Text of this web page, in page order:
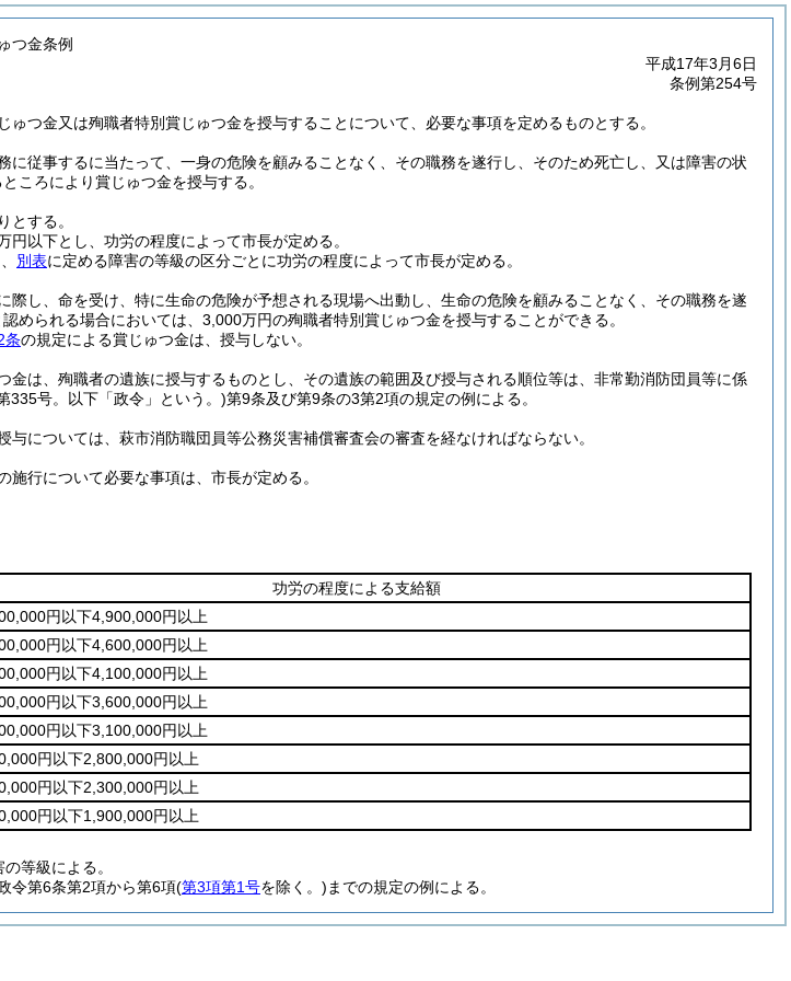
つ金条例
平成17年3月6日
条例第254号
ゅつ金又は殉職者特別賞じゅつ金を授与することについて、必要な事項を定めるものとする。
に従事するに当たって、一身の危険を顧みることなく、その職務を遂行し、そのため死亡し、又は障害の状
ころにより賞じゅつ金を授与する。
とする。
以下とし、功労の程度によって市長が定める。
別表に定める障害の等級の区分ごとに功労の程度によって市長が定める。
際し、命を受け、特に生命の危険が予想される現場へ出動し、生命の危険を顧みることなく、その職務を遂
められる場合においては、3,000万円の殉職者特別賞じゅつ金を授与することができる。
条の規定による賞じゅつ金は、授与しない。
金は、殉職者の遺族に授与するものとし、その遺族の範囲及び授与される順位等は、非常勤消防団員等に係
335号。以下「政令」という。)第9条及び第9条の3第2項の規定の例による。
については、萩市消防職団員等公務災害補償審査会の審査を経なければならない。
行について必要な事項は、市長が定める。
功労の程度による支給額
円以下4,900,000円以上
円以下4,600,000円以上
円以下4,100,000円以上
円以下3,600,000円以上
円以下3,100,000円以上
円以下2,800,000円以上
円以下2,300,000円以上
円以下1,900,000円以上
等級による。
令第6条第2項から第6項(第3項第1号を除く。)までの規定の例による。